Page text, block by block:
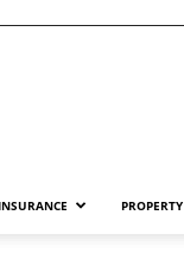
PROPERTY